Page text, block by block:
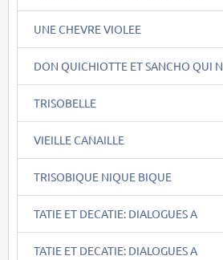
UNE CHEVRE VIOLEE
DON QUICHIOTTE ET SANCHO QUI N
TRISOBELLE
VIEILLE CANAILLE
TRISOBIQUE NIQUE BIQUE
TATIE ET DECATIE: DIALOGUES A
TATIE ET DECATIE: DIALOGUES A